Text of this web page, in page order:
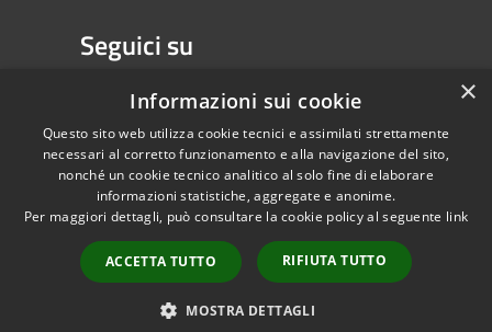
Seguici su
FacebookYoutubeWhatsapp
RSS
Accessibilità
Privacy
Cookie
Mappa del sito
Copyright © 2026 •
Comune di Orbassano •
Powered by
Municipium•
Accesso redazione
×
Informazioni sui cookie
Questo sito web utilizza cookie tecnici e assimilati strettamente
necessari al corretto funzionamento e alla navigazione del sito,
nonché un cookie tecnico analitico al solo fine di elaborare
informazioni statistiche, aggregate e anonime.
Per maggiori dettagli, può consultare la cookie policy al seguente link
ACCETTA TUTTO RIFIUTA TUTTO
MOSTRA DETTAGLI